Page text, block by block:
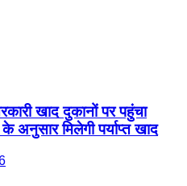
खाद दुकानों पर पहुंचा
अनुसार मिलेगी पर्याप्त खाद